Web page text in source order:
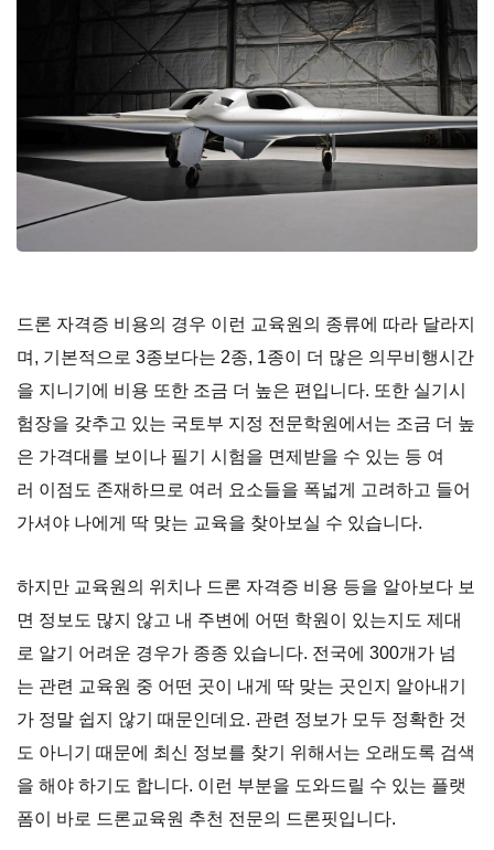
드론 자격증 비용의 경우 이런 교육원의 종류에 따라 달라지
며, 기본적으로 3종보다는 2종, 1종이 더 많은 의무비행시간
을 지니기에 비용 또한 조금 더 높은 편입니다. 또한 실기시
험장을 갖추고 있는 국토부 지정 전문학원에서는 조금 더 높
은 가격대를 보이나 필기 시험을 면제받을 수 있는 등 여
러 이점도 존재하므로 여러 요소들을 폭넓게 고려하고 들어
가셔야 나에게 딱 맞는 교육을 찾아보실 수 있습니다.
하지만 교육원의 위치나 드론 자격증 비용 등을 알아보다 보
면 정보도 많지 않고 내 주변에 어떤 학원이 있는지도 제대
로 알기 어려운 경우가 종종 있습니다. 전국에 300개가 넘
는 관련 교육원 중 어떤 곳이 내게 딱 맞는 곳인지 알아내기
가 정말 쉽지 않기 때문인데요. 관련 정보가 모두 정확한 것
도 아니기 때문에 최신 정보를 찾기 위해서는 오래도록 검색
을 해야 하기도 합니다. 이런 부분을 도와드릴 수 있는 플랫
폼이 바로 드론교육원 추천 전문의 드론핏입니다.